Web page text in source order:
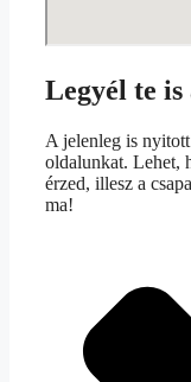
Legyél te is
A jelenleg is
oldalunkat. Lehet,
érzed, illesz a
ma!